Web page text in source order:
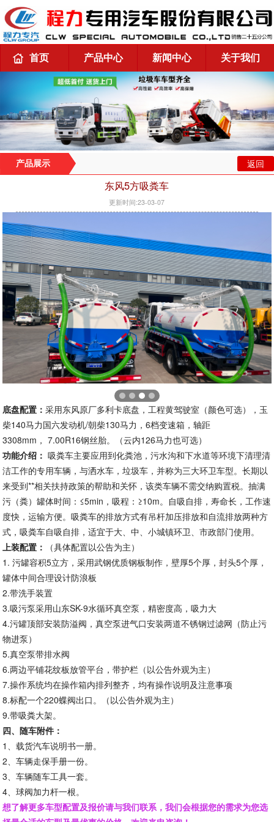
首页 产品中心 新闻中心 关于我们
产品展示 返回
东风5方吸粪车
更新时间:23-03-07
底盘配置：采用东风原厂多利卡底盘，工程黄驾驶室（颜色可选），玉
柴140马力国六发动机/朝柴130马力，6档变速箱，轴距
3308mm， 7.00R16钢丝胎。（云内126马力也可选）
功能介绍： 吸粪车主要应用到化粪池，污水沟和下水道等环境下清理清
洁工作的专用车辆，与洒水车，垃圾车，并称为三大环卫车型。长期以
来受到**相关扶持政策的帮助和关怀，该类车辆不需交纳购置税。抽满
污（粪）罐体时间：≤5min，吸程：≥10m。自吸自排，寿命长，工作速
度快，运输方便。吸粪车的排放方式有吊杆加压排放和自流排放两种方
式，吸粪车自吸自排，适宜于大、中、小城镇环卫、市政部门使用。
上装配置：
（具体配置以公告为主）
1. 污罐容积5立方，采用武钢优质钢板制作，壁厚5个厚，封头5个厚，
罐体中间合理设计防浪板
2.带洗手装置
3.吸污泵采用山东SK-9水循环真空泵，精密度高，吸力大
4.污罐顶部安装防溢阀，真空泵进气口安装两道不锈钢过滤网（防止污
物进泵）
5.真空泵带排水阀
6.两边平铺花纹板放管平台，带护栏（以公告外观为主）
7.操作系统均在操作箱内排列整齐，均有操作说明及注意事项
8.标配一个220蝶阀出口。（以公告外观为主）
9.带吸粪大架。
四、随车附件：
1、载货汽车说明书一册。
2、车辆走保手册一份。
3、车辆随车工具一套。
4、球阀加力杆一根。
想了解更多车型配置及报价请与我们联系，我们会根据您的需求为您选